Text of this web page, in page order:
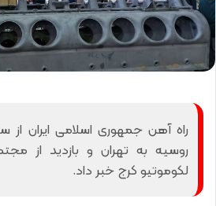
راه آهن جمهوری اسلامی ایران از
روسیه به تهران و بازدید از
لکوموتیو کرج خبر داد.